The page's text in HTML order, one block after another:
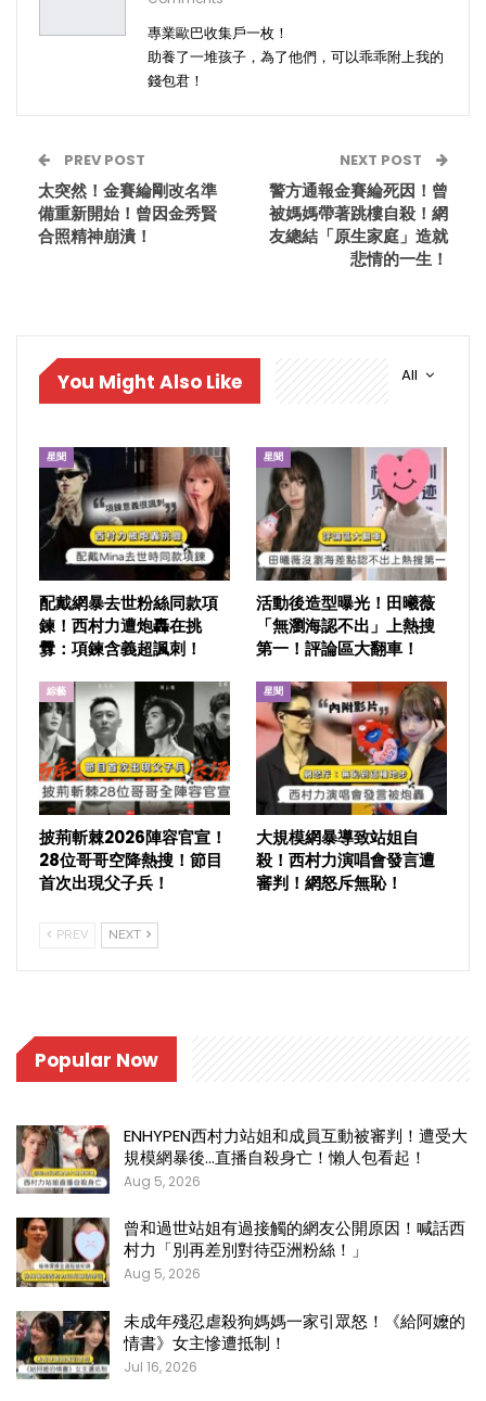
專業歐巴收集戶一枚！
助養了一堆孩子，為了他們，可以乖乖附上我的
錢包君！
PREV POST
太突然！金賽綸剛改名準
備重新開始！曾因金秀賢
合照精神崩潰！
NEXT POST
警方通報金賽綸死因！曾
被媽媽帶著跳樓自殺！網
友總結「原生家庭」造就
悲情的一生！
All
You Might Also Like
星聞
配戴網暴去世粉絲同款項
鍊！西村力遭炮轟在挑
釁：項鍊含義超諷刺！
星聞
活動後造型曝光！田曦薇
「無瀏海認不出」上熱搜
第一！評論區大翻車！
綜藝
披荊斬棘2026陣容官宣！
28位哥哥空降熱搜！節目
首次出現父子兵！
星聞
大規模網暴導致站姐自
殺！西村力演唱會發言遭
審判！網怒斥無恥！
PREV NEXT
Popular Now
ENHYPEN西村力站姐和成員互動被審判！遭受大
規模網暴後…直播自殺身亡！懶人包看起！
Aug 5, 2026
曾和過世站姐有過接觸的網友公開原因！喊話西
村力「別再差別對待亞洲粉絲！」
Aug 5, 2026
未成年殘忍虐殺狗媽媽一家引眾怒！《給阿嬤的
情書》女主慘遭抵制！
Jul 16, 2026